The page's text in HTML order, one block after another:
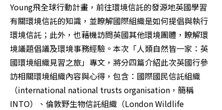
Young飛全球行動計畫，前往環境信託的發源地英國學習
有關環境信託的知識，並瞭解國際組織是如何提倡與執行
環境信託；此外，也藉機訪問英國其他環境團體，瞭解環
境議題倡議及環境事務經驗。本次「人類自然皆一家：英
國環境組織見習之旅」專文，將分四篇介紹此次英國行參
訪相關環境組織內容與心得，包含：國際國民信託組織
（international national trusts organisation，簡稱
INTO）、倫敦野生物信託組織（London Wildlife